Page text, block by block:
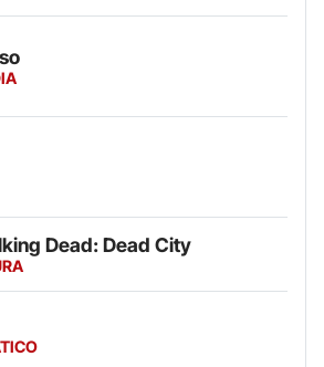
Dead: Dead City